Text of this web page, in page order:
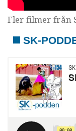
Fler filmer från
SK-